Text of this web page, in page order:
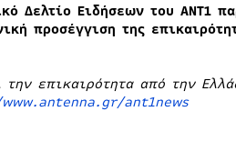
Δελτίο Ειδήσεων του ΑΝΤ1
προσέγγιση της
επικαιρότητα από την
ant1news